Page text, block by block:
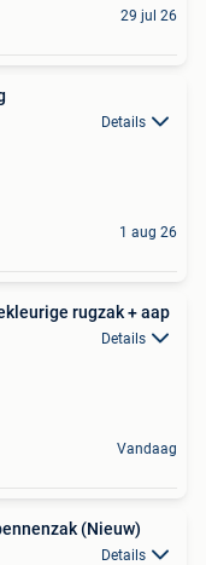
29 jul 26
Details
1 aug 26
rugzak + aap
Details
Vandaag
(Nieuw)
Details